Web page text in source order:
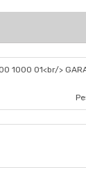
1000 01<br/>